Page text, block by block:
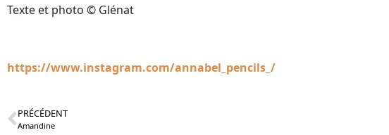
Texte et photo © Glénat
https://www.instagram.com/annabel_pencils_/
PRÉCÉDENT
Amandine